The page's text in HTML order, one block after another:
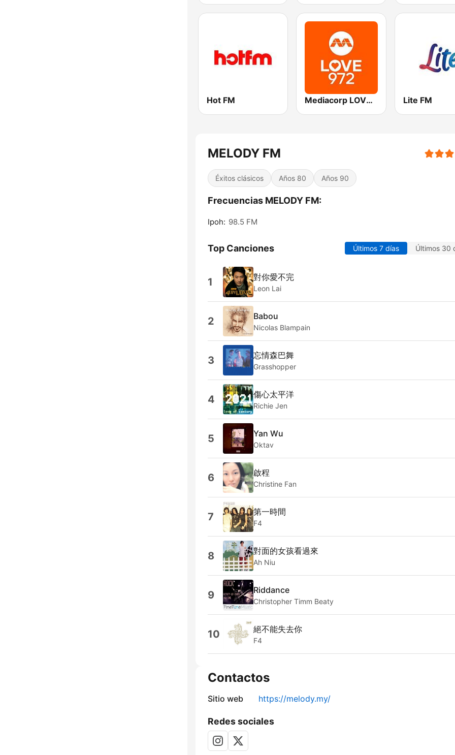
Hot FM Mediacorp LOVE 972 Lite FM
MELODY FM
Éxitos clásicos Años 80 Años 90
Frecuencias MELODY FM:
Ipoh: 98.5 FM
Top Canciones Últimos 7 días Últimos 30
1 對你愛不完
Leon Lai
2 Babou
Nicolas Blampain
3 忘情森巴舞
Grasshopper
4 傷心太平洋
Richie Jen
5 Yan Wu
Oktav
6 啟程
Christine Fan
7 第一時間
F4
8 對面的女孩看過來
Ah Niu
9 Riddance
Christopher Timm Beaty
10 絕不能失去你
F4
Contactos
Sitio web https://melody.my/
Redes sociales